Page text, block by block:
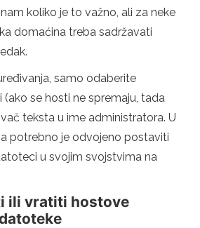
koliko je to važno, ali za neke
domaćina treba sadržavati
samo odaberite
se hosti ne spremaju, tada
teksta u ime administratora. U
potrebno je odvojeno postaviti
u svojim svojstvima na
ili vratiti hostove